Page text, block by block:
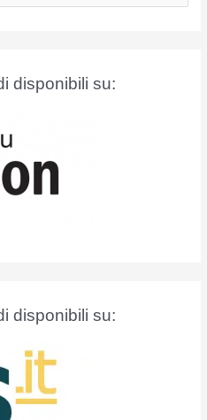
disponibili su:
disponibili su: